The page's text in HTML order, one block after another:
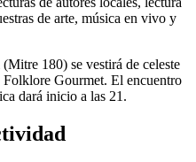
de arte, música en vivo y
180) se vestirá de celeste
Gourmet. El encuentro
dará inicio a las 21.